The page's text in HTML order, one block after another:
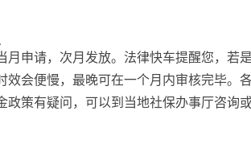
月申请，次月发放。法律快车提醒您，若
会便慢，最晚可在一个月内审核完毕。
策有疑问，可以到当地社保办事厅咨询